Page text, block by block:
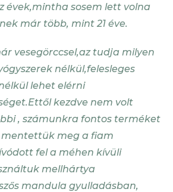
évek,mintha sosem lett volna
már több, mint 21 éve.
vesegörccsel,az tudja milyen
nélkül,felesleges
lehet elérni
kezdve nem volt
, számunkra fontos terméket
meg a fiam
fel a méhen kívüli
mellhártya
mandula gyulladásban,